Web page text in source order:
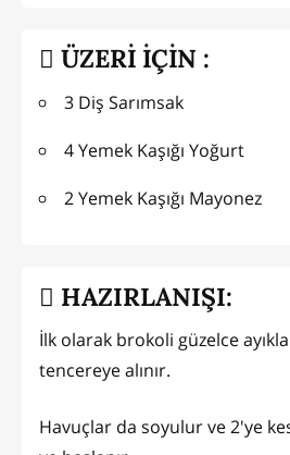
ÜZERİ İÇİN :
3 Diş Sarımsak
4 Yemek Kaşığı Yoğurt
2 Yemek Kaşığı Mayonez
HAZIRLANIŞI:
İlk olarak brokoli güzelce
tencereye alınır.
Havuçlar da soyulur ve 2'ye